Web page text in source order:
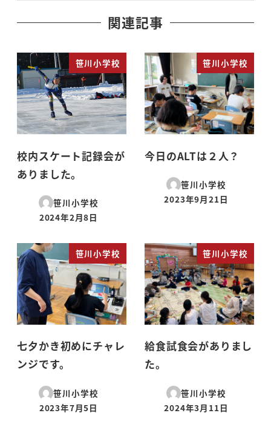
関連記事
笹川小学校
校内スケート記録会が
ありました。
笹川小学校
投稿日
2024年2月8日
笹川小学校
今日のALTは２人？
笹川小学校
投稿日
2023年9月21日
笹川小学校
七夕かき初めにチャレ
ンジです。
笹川小学校
投稿日
2023年7月5日
笹川小学校
給食試食会がありまし
た。
笹川小学校
投稿日
2024年3月11日